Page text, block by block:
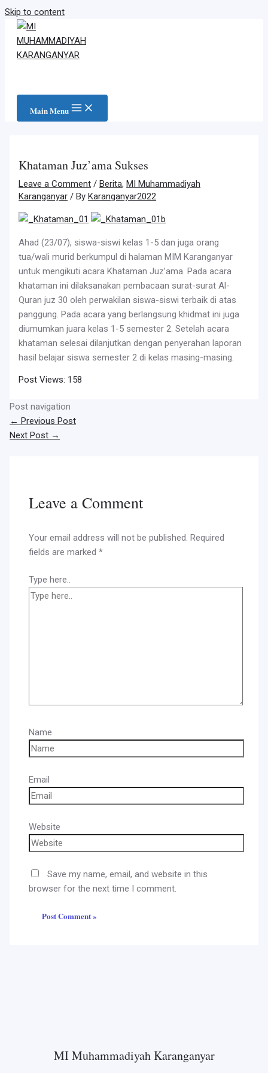
Skip to content
Main Menu
Khataman Juz’ama Sukses
Leave a Comment /Berita,MI Muhammadiyah
Karanganyar / ByKaranganyar2022
Ahad (23/07), siswa-siswi kelas 1-5 dan juga orang
tua/wali murid berkumpul di halaman MIM Karanganyar
untuk mengikuti acara Khataman Juz’ama. Pada acara
khataman ini dilaksanakan pembacaan surat-surat Al-
Quran juz 30 oleh perwakilan siswa-siswi terbaik di atas
panggung. Pada acara yang berlangsung khidmat ini juga
diumumkan juara kelas 1-5 semester 2. Setelah acara
khataman selesai dilanjutkan dengan penyerahan laporan
hasil belajar siswa semester 2 di kelas masing-masing.
Post Views: 158
Post navigation
← Previous Post
Next Post →
Leave a Comment
Your email address will not be published. Required
fields are marked*
Type here..
Name
Email
Website
Save my name, email, and website in this
browser for the next time I comment.
MI Muhammadiyah Karanganyar